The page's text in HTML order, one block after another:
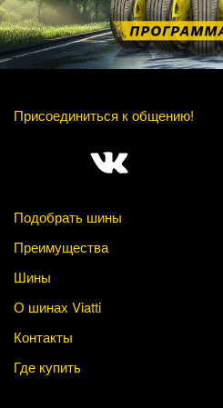
Присоединиться к общению!
Подобрать шины
Преимущества
Шины
О шинах Viatti
Контакты
Где купить